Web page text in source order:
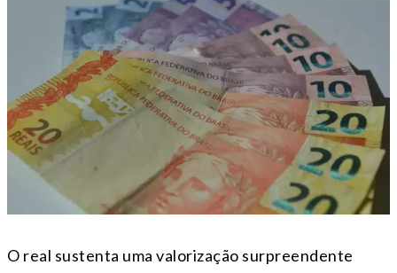
O real sustenta uma valorização surpreendente